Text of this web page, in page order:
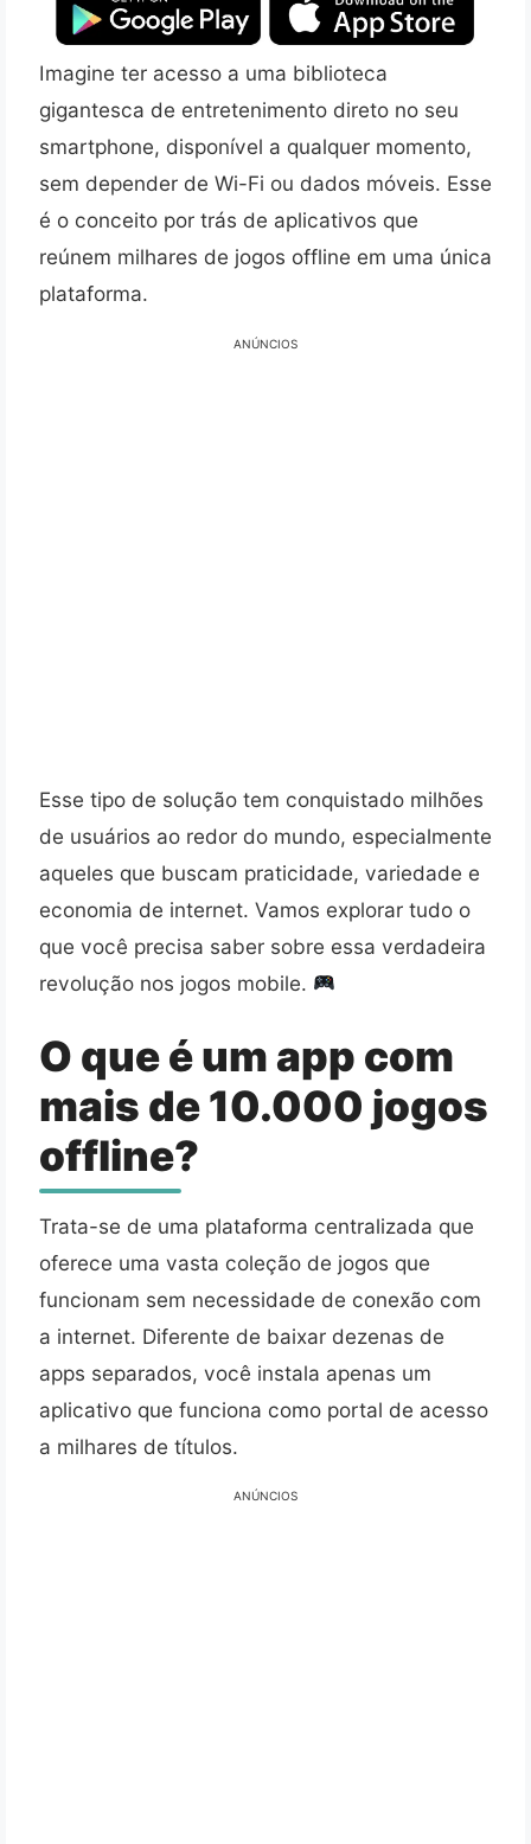
Imagine ter acesso a uma biblioteca
gigantesca de entretenimento direto no seu
smartphone, disponível a qualquer momento,
sem depender de Wi-Fi ou dados móveis. Esse
é o conceito por trás de aplicativos que
reúnem milhares de jogos offline em uma única
plataforma.
ANÚNCIOS
Esse tipo de solução tem conquistado milhões
de usuários ao redor do mundo, especialmente
aqueles que buscam praticidade, variedade e
economia de internet. Vamos explorar tudo o
que você precisa saber sobre essa verdadeira
revolução nos jogos mobile.
O que é um app com
mais de 10.000 jogos
offline?
Trata-se de uma plataforma centralizada que
oferece uma vasta coleção de jogos que
funcionam sem necessidade de conexão com
a internet. Diferente de baixar dezenas de
apps separados, você instala apenas um
aplicativo que funciona como portal de acesso
a milhares de títulos.
ANÚNCIOS